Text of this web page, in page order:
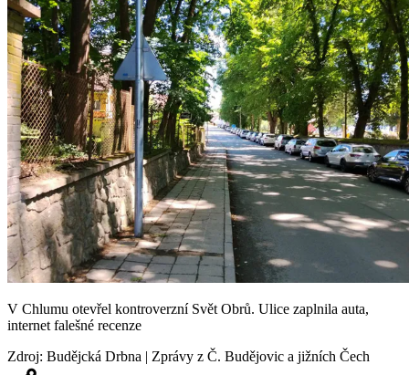
V Chlumu otevřel kontroverzní Svět Obrů. Ulice zaplnila auta,
internet falešné recenze
Zdroj: Budějcká Drbna | Zprávy z Č. Budějovic a jižních Čech